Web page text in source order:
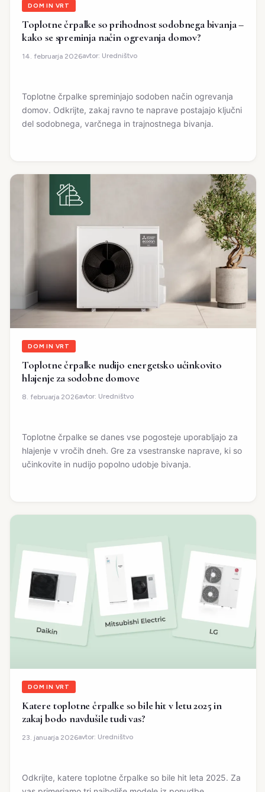
DOM IN VRT
Toplotne črpalke so prihodnost sodobnega bivanja –
kako se spreminja način ogrevanja domov?
14. februarja 2026avtor: Uredništvo
Toplotne črpalke spreminjajo sodoben način ogrevanja
domov. Odkrijte, zakaj ravno te naprave postajajo ključni
del sodobnega, varčnega in trajnostnega bivanja.
DOM IN VRT
Toplotne črpalke nudijo energetsko učinkovito
hlajenje za sodobne domove
8. februarja 2026avtor: Uredništvo
Toplotne črpalke se danes vse pogosteje uporabljajo za
hlajenje v vročih dneh. Gre za vsestranske naprave, ki so
učinkovite in nudijo popolno udobje bivanja.
DOM IN VRT
Katere toplotne črpalke so bile hit v letu 2025 in
zakaj bodo navdušile tudi vas?
23. januarja 2026avtor: Uredništvo
Odkrijte, katere toplotne črpalke so bile hit leta 2025. Za